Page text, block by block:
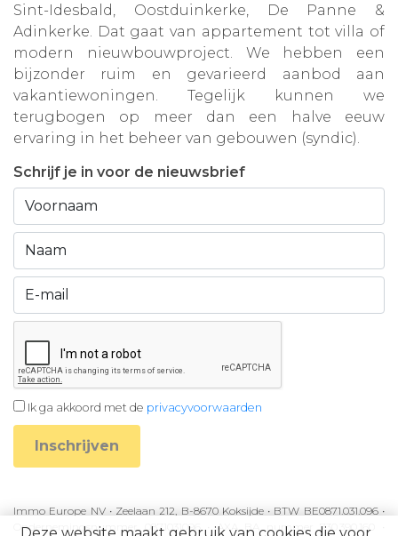
Sint-Idesbald, Oostduinkerke, De Panne &
Adinkerke. Dat gaat van appartement tot villa of
modern nieuwbouwproject. We hebben een
bijzonder ruim en gevarieerd aanbod aan
vakantiewoningen. Tegelijk kunnen we
terugbogen op meer dan een halve eeuw
ervaring in het beheer van gebouwen (syndic).
Schrijf je in voor de nieuwsbrief
Ik ga akkoord met de privacyvoorwaarden
Inschrijven
Immo Europe NV • Zeelaan 212, B-8670 Koksijde • BTW BE0871.031.096 •
Ondernemingsnummer 0871031096 • AXA BA nummer 730.390.160 •